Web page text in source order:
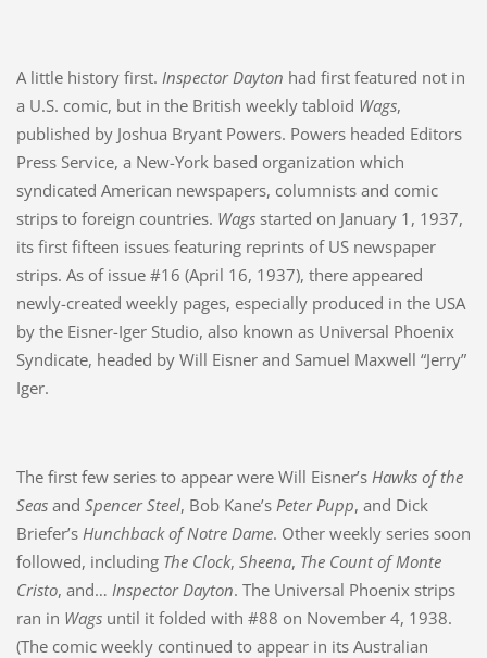
A little history first. Inspector Dayton had first featured not in
a U.S. comic, but in the British weekly tabloid Wags,
published by Joshua Bryant Powers. Powers headed Editors
Press Service, a New-York based organization which
syndicated American newspapers, columnists and comic
strips to foreign countries. Wagsstarted on January 1, 1937,
its first fifteen issues featuring reprints of US newspaper
strips. As of issue #16 (April 16, 1937), there appeared
newly-created weekly pages, especially produced in the USA
by the Eisner-Iger Studio, also known as Universal Phoenix
Syndicate, headed by Will Eisner and Samuel Maxwell “Jerry”
Iger.
The first few series to appear were Will Eisner’s Hawks of the
Seasand Spencer Steel, Bob Kane’s Peter Pupp, and Dick
Briefer’s Hunchback of Notre Dame. Other weekly series soon
followed, including The Clock, Sheena, The Count of Monte
Cristo, and… Inspector Dayton. The Universal Phoenix strips
ran in Wagsuntil it folded with #88 on November 4, 1938.
(The comic weekly continued to appear in its Australian